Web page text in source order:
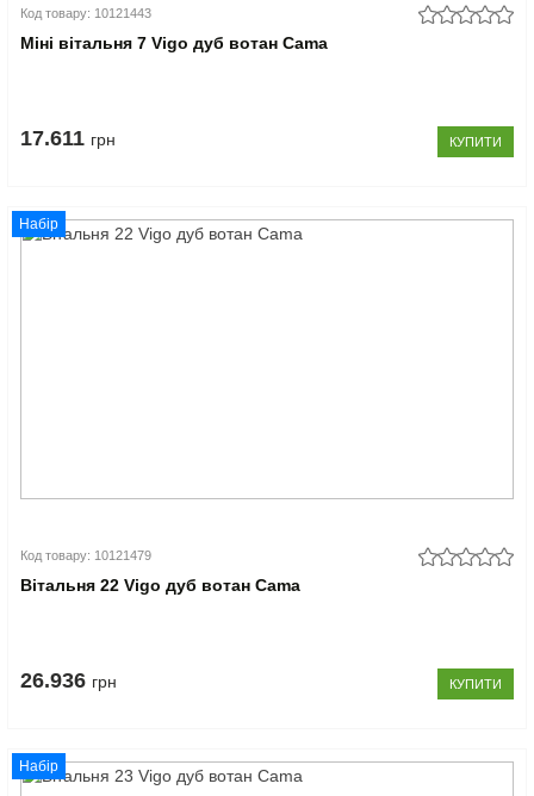
Код товару: 10121443
Міні вітальня 7 Vigo дуб вотан Cama
17.611 грн КУПИТИ
Набір
Код товару: 10121479
Вітальня 22 Vigo дуб вотан Cama
26.936 грн КУПИТИ
Набір